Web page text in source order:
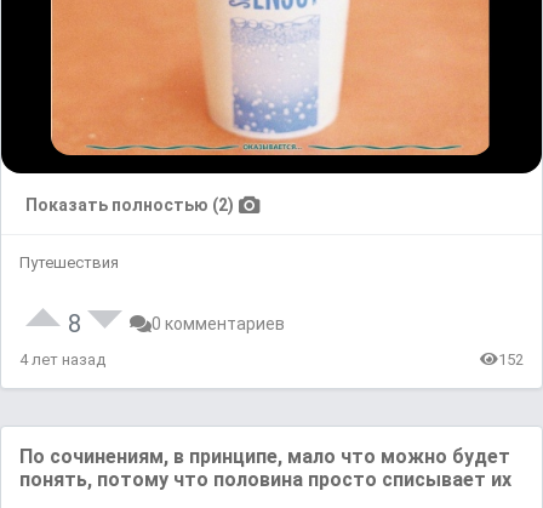
Показать полностью (2)
Путешествия
8 0 комментариев
4 лет назад 152
По сочинениям, в принципе, мало что можно будет
понять, потому что половина просто списывает их